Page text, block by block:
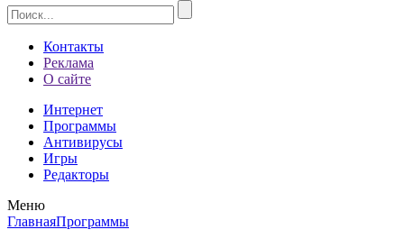
Контакты
Реклама
О сайте
Интернет
Программы
Антивирусы
Игры
Редакторы
Меню
ГлавнаяПрограммы